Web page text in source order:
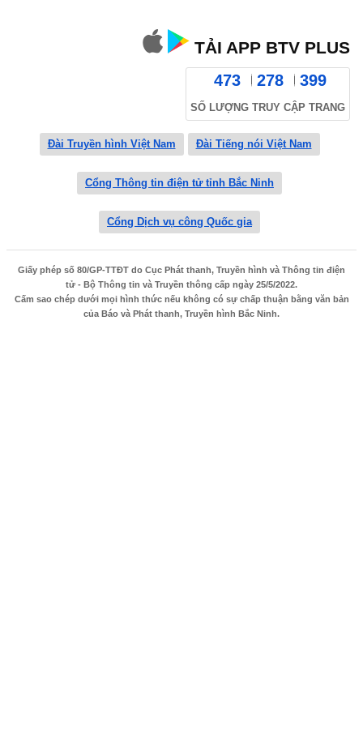
TẢI APP BTV PLUS
473 278 399
SỐ LƯỢNG TRUY CẬP TRANG
Đài Truyền hình Việt Nam Đài Tiếng nói Việt Nam
Cổng Thông tin điện tử tỉnh Bắc Ninh
Cổng Dịch vụ công Quốc gia
Giấy phép số 80/GP-TTĐT do Cục Phát thanh, Truyền hình và Thông tin điện
tử - Bộ Thông tin và Truyền thông cấp ngày 25/5/2022.
Cấm sao chép dưới mọi hình thức nếu không có sự chấp thuận bằng văn bản
của Báo và Phát thanh, Truyền hình Bắc Ninh.